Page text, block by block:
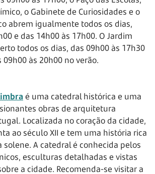
o Gabinete de Curiosidades e o
abrem igualmente todos os dias,
e das 14h00 às 17h00. O Jardim
todos os dias, das 09h00 às 17h30
às 20h00 no verão.
é uma catedral histórica e uma
obras de arquitetura
Localizada no coração da cidade,
ao século XII e tem uma história rica
A catedral é conhecida pelos
esculturas detalhadas e vistas
a cidade. Recomenda-se visitar a